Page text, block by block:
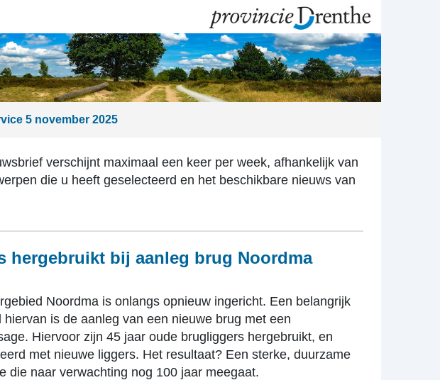
5 november 2025
verschijnt maximaal een keer per week, afhankelijk van
die u heeft geselecteerd en het beschikbare nieuws van
hergebruikt bij aanleg brug Noordma
Noordma is onlangs opnieuw ingericht. Een belangrijk
hiervan is de aanleg van een nieuwe brug met een
Hiervoor zijn 45 jaar oude brugliggers hergebruikt, en
met nieuwe liggers. Het resultaat? Een sterke, duurzame
die naar verwachting nog 100 jaar meegaat.